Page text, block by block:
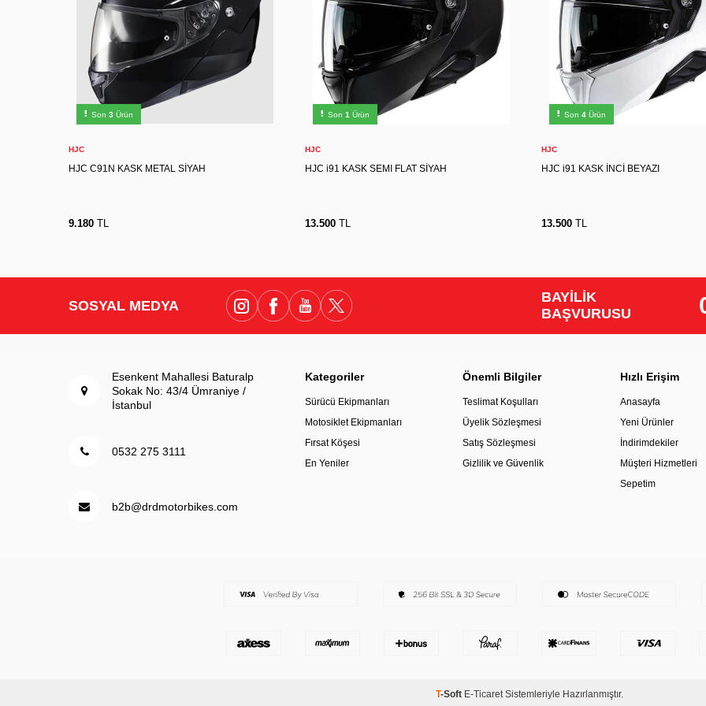
Son 3 Ürün
XS
HJC
HJC C91N KASK METAL SİYAH
9.180 TL
Son 1 Ürün
XS S
HJC
HJC i91 KASK SEMI FLAT SİYAH
13.500 TL
Son 4 Ürün
XS
HJC
HJC i91 KASK İNCİ BEYAZI
13.500 TL
SOSYAL MEDYA
BAYİLİK
BAŞVURUSU
Esenkent Mahallesi Baturalp
Sokak No: 43/4 Ümraniye /
İstanbul
0532 275 3111
b2b@drdmotorbikes.com
Kategoriler
Sürücü Ekipmanları
Motosiklet Ekipmanları
Fırsat Köşesi
En Yeniler
Önemli Bilgiler
Teslimat Koşulları
Üyelik Sözleşmesi
Satış Sözleşmesi
Gizlilik ve Güvenlik
Hızlı Erişim
Anasayfa
Yeni Ürünler
İndirimdekiler
Müşteri Hizmetleri
Sepetim
T-Soft E-TicaretSistemleriyle Hazırlanmıştır.